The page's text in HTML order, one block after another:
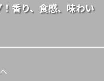
香り、食感、味わい